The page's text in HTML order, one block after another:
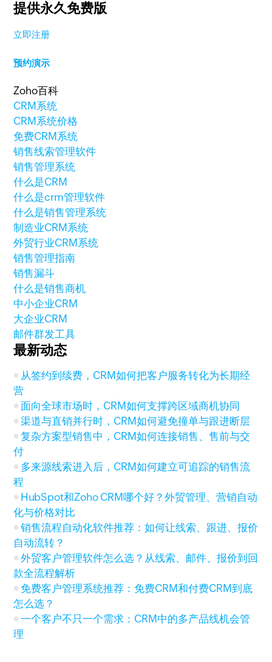
提供永久免费版
立即注册
预约演示
Zoho百科
CRM系统
CRM系统价格
免费CRM系统
销售线索管理软件
销售管理系统
什么是CRM
什么是crm管理软件
什么是销售管理系统
制造业CRM系统
外贸行业CRM系统
销售管理指南
销售漏斗
什么是销售商机
中小企业CRM
大企业CRM
邮件群发工具
最新动态
从签约到续费，CRM如何把客户服务转化为长期经
营
面向全球市场时，CRM如何支撑跨区域商机协同
渠道与直销并行时，CRM如何避免撞单与跟进断层
复杂方案型销售中，CRM如何连接销售、售前与交
付
多来源线索进入后，CRM如何建立可追踪的销售流
程
HubSpot和Zoho CRM哪个好？外贸管理、营销自动
化与价格对比
销售流程自动化软件推荐：如何让线索、跟进、报价
自动流转？
外贸客户管理软件怎么选？从线索、邮件、报价到回
款全流程解析
免费客户管理系统推荐：免费CRM和付费CRM到底
怎么选？
一个客户不只一个需求：CRM中的多产品线机会管
理